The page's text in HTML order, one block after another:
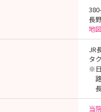
長
地
JR
タ
※
当